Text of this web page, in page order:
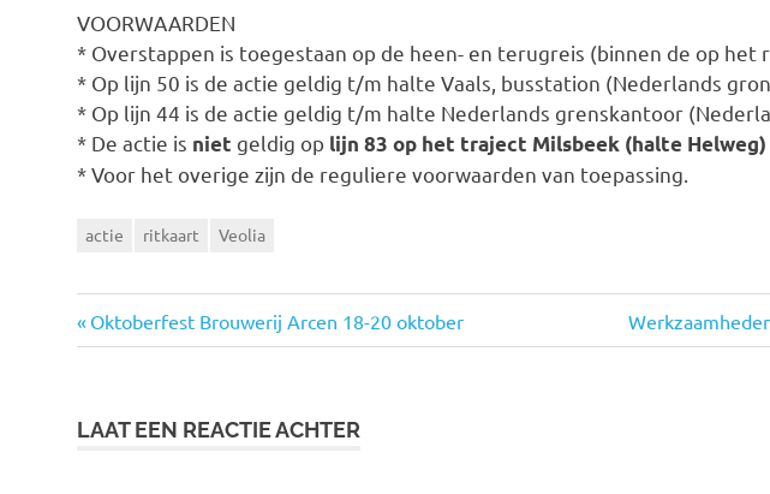
VOORWAARDEN
* Overstappen is toegestaan op de heen- en terugreis (binnen de op het
* Op lijn 50 is de actie geldig t/m halte Vaals, busstation (Nederlands
* Op lijn 44 is de actie geldig t/m halte Nederlands grenskantoor
* De actie is niet geldig op lijn 83 op het traject Milsbeek (halte Helweg)
* Voor het overige zijn de reguliere voorwaarden van toepassing.
actie ritkaart Veolia
Bericht
Vorige
bericht:
Oktoberfest Brouwerij Arcen 18-20 oktober
Volgende
bericht:
LAAT EEN REACTIE ACHTER